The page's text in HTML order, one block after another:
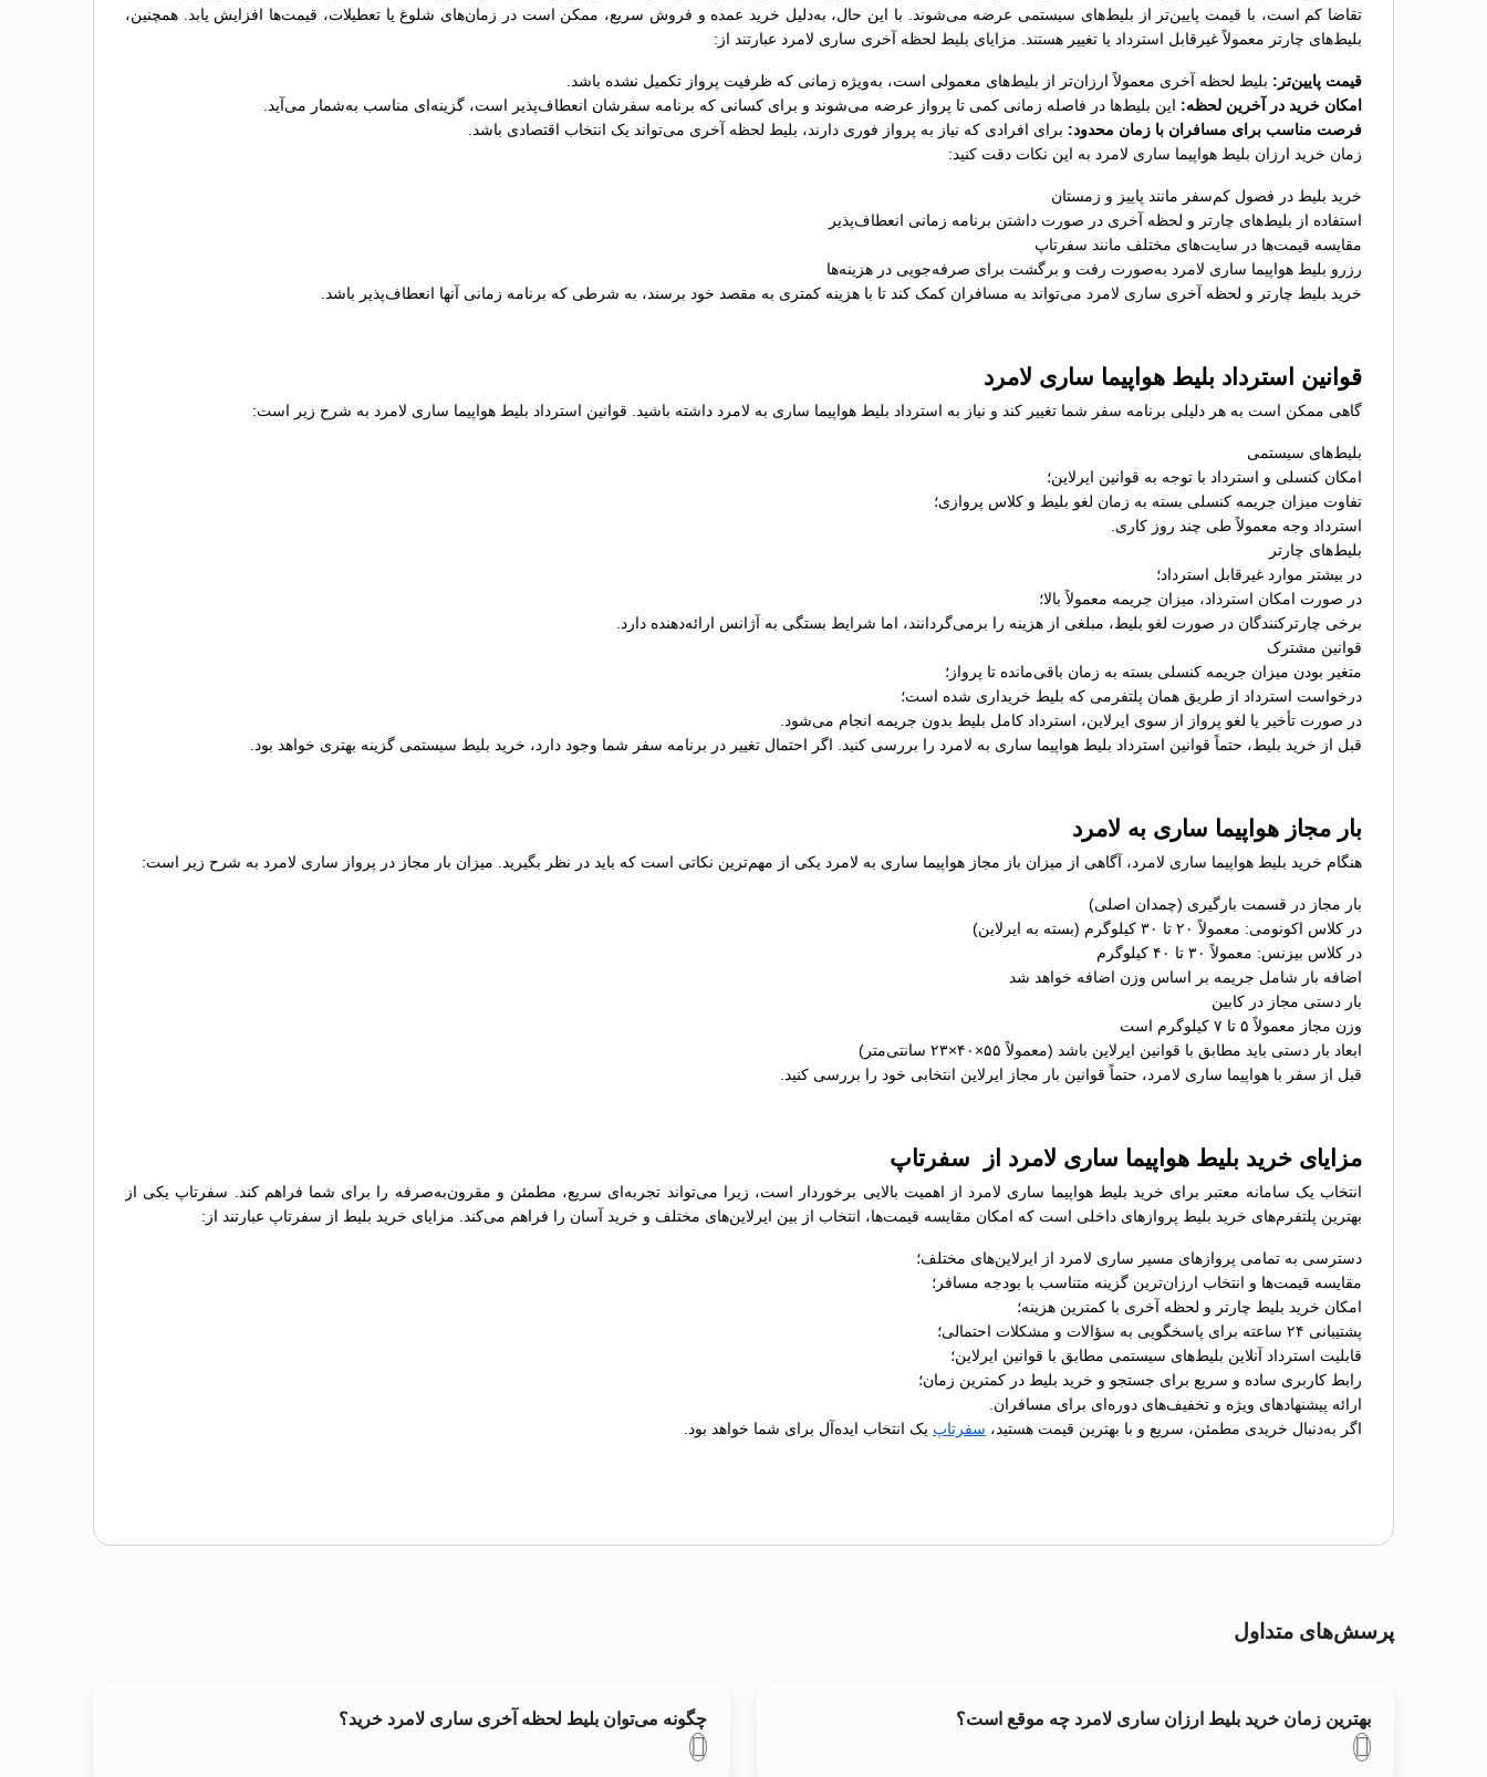
تقاضا کم است، با قیمت پایین‌تر از بلیط‌های سیستمی عرضه می‌شوند. با این حال، به‌دلیل خرید عمده و فروش سریع، ممکن است در زمان‌های شلوغ یا تعطیلات، قیمت‌ها افزایش یابد. همچنین،
بلیط‌های چارتر معمولاً غیرقابل استرداد یا تغییر هستند. مزایای بلیط لحظه آخری ساری لامرد عبارتند از:
قیمت پایین‌تر: بلیط لحظه آخری معمولاً ارزان‌تر از بلیط‌های معمولی است، به‌ویژه زمانی که ظرفیت پرواز تکمیل نشده باشد.
امکان خرید در آخرین لحظه: این بلیط‌ها در فاصله زمانی کمی تا پرواز عرضه می‌شوند و برای کسانی که برنامه سفرشان انعطاف‌پذیر است، گزینه‌ای مناسب به‌شمار می‌آید.
فرصت مناسب برای مسافران با زمان محدود: برای افرادی که نیاز به پرواز فوری دارند، بلیط لحظه آخری می‌تواند یک انتخاب اقتصادی باشد.
زمان خرید ارزان بلیط هواپیما ساری لامرد به این نکات دقت کنید:
خرید بلیط در فصول کم‌سفر مانند پاییز و زمستان
استفاده از بلیط‌های چارتر و لحظه آخری در صورت داشتن برنامه زمانی انعطاف‌پذیر
مقایسه قیمت‌ها در سایت‌های مختلف مانند سفرتاپ
رزرو بلیط هواپیما ساری لامرد به‌صورت رفت و برگشت برای صرفه‌جویی در هزینه‌ها
خرید بلیط چارتر و لحظه آخری ساری لامرد می‌تواند به مسافران کمک کند تا با هزینه کمتری به مقصد خود برسند، به شرطی که برنامه زمانی آنها انعطاف‌پذیر باشد.
قوانین استرداد بلیط هواپیما ساری لامرد
گاهی ممکن است به هر دلیلی برنامه سفر شما تغییر کند و نیاز به استرداد بلیط هواپیما ساری به لامرد داشته باشید. قوانین استرداد بلیط هواپیما ساری لامرد به شرح زیر است:
بلیط‌های سیستمی
امکان کنسلی و استرداد با توجه به قوانین ایرلاین؛
تفاوت میزان جریمه کنسلی بسته به زمان لغو بلیط و کلاس پروازی؛
استرداد وجه معمولاً طی چند روز کاری.
بلیط‌های چارتر
در بیشتر موارد غیرقابل استرداد؛
در صورت امکان استرداد، میزان جریمه معمولاً بالا؛
برخی چارترکنندگان در صورت لغو بلیط، مبلغی از هزینه را برمی‌گردانند، اما شرایط بستگی به آژانس ارائه‌دهنده دارد.
قوانین مشترک
متغیر بودن میزان جریمه کنسلی بسته به زمان باقی‌مانده تا پرواز؛
درخواست استرداد از طریق همان پلتفرمی که بلیط خریداری شده است؛
در صورت تأخیر یا لغو پرواز از سوی ایرلاین، استرداد کامل بلیط بدون جریمه انجام می‌شود.
قبل از خرید بلیط، حتماً قوانین استرداد بلیط هواپیما ساری به لامرد را بررسی کنید. اگر احتمال تغییر در برنامه سفر شما وجود دارد، خرید بلیط سیستمی گزینه بهتری خواهد بود.
بار مجاز هواپیما ساری به لامرد
هنگام خرید بلیط هواپیما ساری لامرد، آگاهی از میزان باز مجاز هواپیما ساری به لامرد یکی از مهم‌ترین نکاتی است که باید در نظر بگیرید. میزان بار مجاز در پرواز ساری لامرد به شرح زیر است:
بار مجاز در قسمت بارگیری (چمدان اصلی)
در کلاس اکونومی: معمولاً ۲۰ تا ۳۰ کیلوگرم (بسته به ایرلاین)
در کلاس بیزنس: معمولاً ۳۰ تا ۴۰ کیلوگرم
اضافه بار شامل جریمه بر اساس وزن اضافه خواهد شد
بار دستی مجاز در کابین
وزن مجاز معمولاً ۵ تا ۷ کیلوگرم است
ابعاد بار دستی باید مطابق با قوانین ایرلاین باشد (معمولاً ۵۵×۴۰×۲۳ سانتی‌متر)
قبل از سفر با هواپیما ساری لامرد، حتماً قوانین بار مجاز ایرلاین انتخابی خود را بررسی کنید.
مزایای خرید بلیط هواپیما ساری لامرد از سفرتاپ
انتخاب یک سامانه معتبر برای خرید بلیط هواپیما ساری لامرد از اهمیت بالایی برخوردار است، زیرا می‌تواند تجربه‌ای سریع، مطمئن و مقرون‌به‌صرفه را برای شما فراهم کند. سفرتاپ یکی از
بهترین پلتفرم‌های خرید بلیط پروازهای داخلی است که امکان مقایسه قیمت‌ها، انتخاب از بین ایرلاین‌های مختلف و خرید آسان را فراهم می‌کند. مزایای خرید بلیط از سفرتاپ عبارتند از:
دسترسی به تمامی پروازهای مسیر ساری لامرد از ایرلاین‌های مختلف؛
مقایسه قیمت‌ها و انتخاب ارزان‌ترین گزینه متناسب با بودجه مسافر؛
امکان خرید بلیط چارتر و لحظه آخری با کمترین هزینه؛
پشتیبانی ۲۴ ساعته برای پاسخگویی به سؤالات و مشکلات احتمالی؛
قابلیت استرداد آنلاین بلیط‌های سیستمی مطابق با قوانین ایرلاین؛
رابط کاربری ساده و سریع برای جستجو و خرید بلیط در کمترین زمان؛
ارائه پیشنهادهای ویژه و تخفیف‌های دوره‌ای برای مسافران.
اگر به‌دنبال خریدی مطمئن، سریع و با بهترین قیمت هستید، سفرتاپ یک انتخاب ایده‌آل برای شما خواهد بود.
پرسش‌های متداول
بهترین زمان خرید بلیط ارزان ساری لامرد چه موقع است؟ چگونه می‌توان بلیط لحظه آخری ساری لامرد خرید؟